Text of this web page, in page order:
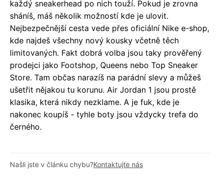
každý sneakerhead po nich touží. Pokud je zrovna
sháníš, máš několik možností kde je ulovit.
Nejbezpečnější cesta vede přes oficiální Nike e-shop,
kde najdeš všechny nový kousky včetně těch
limitovaných. Fakt dobrá volba jsou taky prověřený
prodejci jako Footshop, Queens nebo Top Sneaker
Store. Tam občas narazíš na parádní slevy a můžeš
ušetřit nějakou tu korunu. Air Jordan 1 jsou prostě
klasika, která nikdy nezklame. A je fuk, kde je
nakonec koupíš - tyhle boty jsou vždycky trefa do
černého.
Našli jste v článku chybu?Kontaktujte nás